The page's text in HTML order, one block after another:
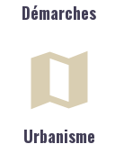
Démarches
Urbanisme